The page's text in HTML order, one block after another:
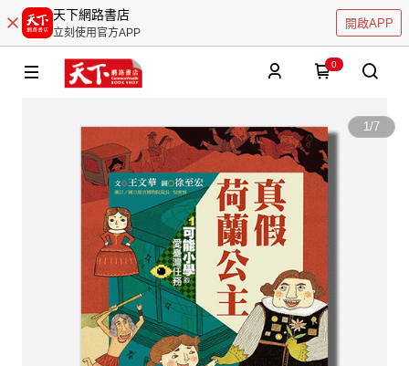
天下網路書店
立刻使用官方APP
開啟APP
0
1/7